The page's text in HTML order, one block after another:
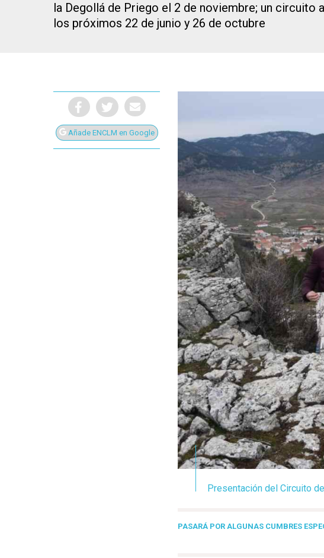
la Degollá de Priego el 2 de noviembre; un circuito
los próximos 22 de junio y 26 de octubre
Añade ENCLM en Google
Presentación del Circuito
PASARÁ POR ALGUNAS CUMBRES